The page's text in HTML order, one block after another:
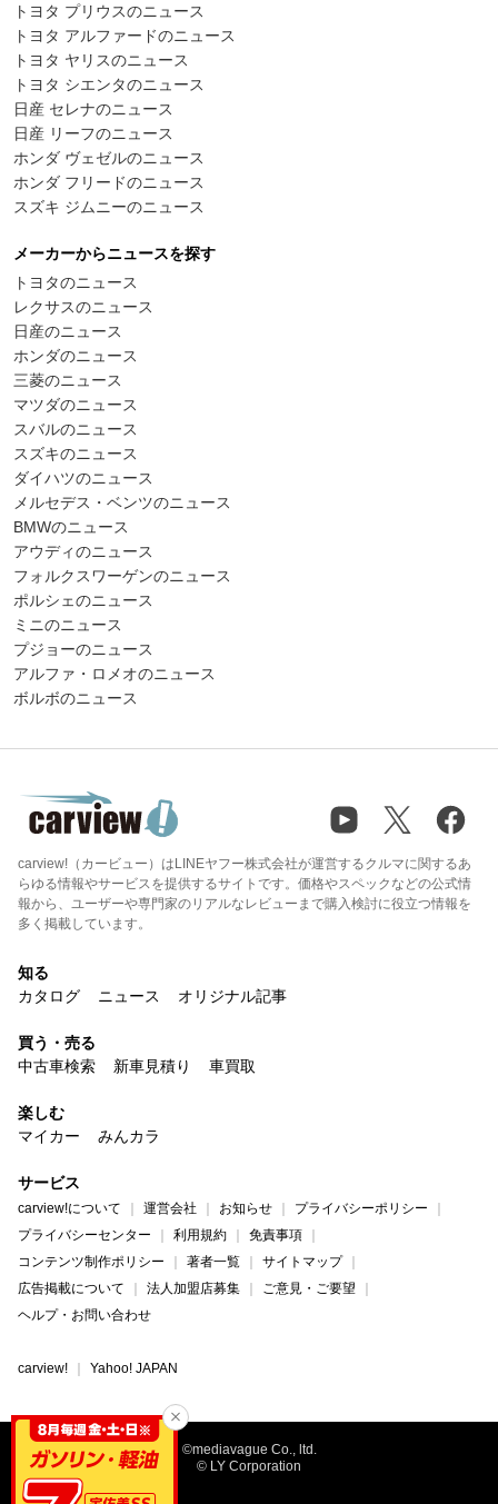
トヨタ プリウスのニュース
トヨタ アルファードのニュース
トヨタ ヤリスのニュース
トヨタ シエンタのニュース
日産 セレナのニュース
日産 リーフのニュース
ホンダ ヴェゼルのニュース
ホンダ フリードのニュース
スズキ ジムニーのニュース
メーカーからニュースを探す
トヨタのニュース
レクサスのニュース
日産のニュース
ホンダのニュース
三菱のニュース
マツダのニュース
スバルのニュース
スズキのニュース
ダイハツのニュース
メルセデス・ベンツのニュース
BMWのニュース
アウディのニュース
フォルクスワーゲンのニュース
ポルシェのニュース
ミニのニュース
プジョーのニュース
アルファ・ロメオのニュース
ボルボのニュース
carview!（カービュー）はLINEヤフー株式会社が運営するクルマに関するあ
らゆる情報やサービスを提供するサイトです。価格やスペックなどの公式情
報から、ユーザーや専門家のリアルなレビューまで購入検討に役立つ情報を
多く掲載しています。
知る
カタログ
ニュース オリジナル記事
買う・売る
中古車検索
新車見積り 車買取
楽しむ
マイカー
みんカラ
サービス
carview!について 運営会社 お知らせ
プライバシーポリシー
プライバシーセンター
利用規約
免責事項
コンテンツ制作ポリシー
著者一覧
サイトマップ
広告掲載について
法人加盟店募集
ご意見・ご要望
ヘルプ・お問い合わせ
carview! Yahoo! JAPAN
©mediavague Co., ltd.
© LY Corporation